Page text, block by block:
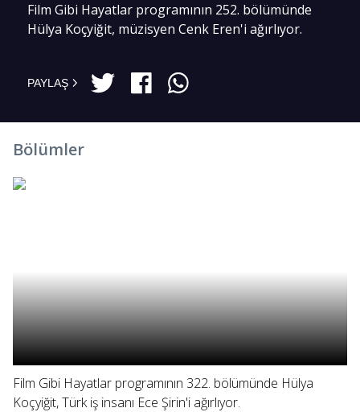
Film Gibi Hayatlar programının 252. bölümünde
Hülya Koçyiğit, müzisyen Cenk Eren'i ağırlıyor.
PAYLAŞ
Bölümler
Film Gibi Hayatlar programının 322. bölümünde Hülya
Koçyiğit, Türk iş insanı Ece Şirin'i ağırlıyor.